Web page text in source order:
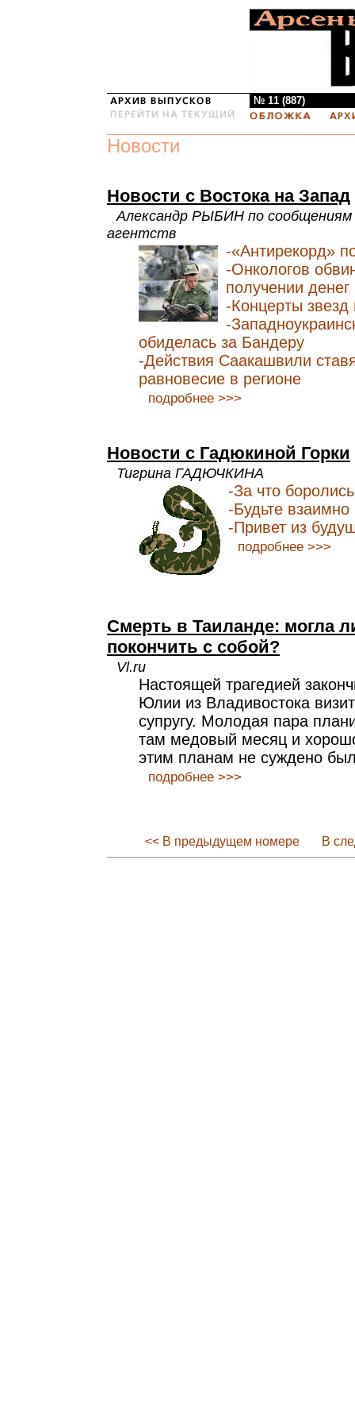
№ 11 (887)
Новости
Новости с Востока на Запад
Александр РЫБИН по
агентств
-«Антирекорд»
-Онкологов
получении денег
-Концерты звезд
-
обиделась за Бандеру
-Действия Саакашвили
равновесие в регионе
подробнее >>>
Новости с Гадюкиной Горки
Тигрина ГАДЮЧКИНА
-За что
-Будьте
-Привет из
подробнее >>>
Смерть в Таиланде: могла
покончить с собой?
Vl.ru
Настоящей трагедией
Юлии из Владивостока
супругу. Молодая пара
там медовый месяц и
этим планам не суждено
подробнее >>>
<< В предыдущем номере В